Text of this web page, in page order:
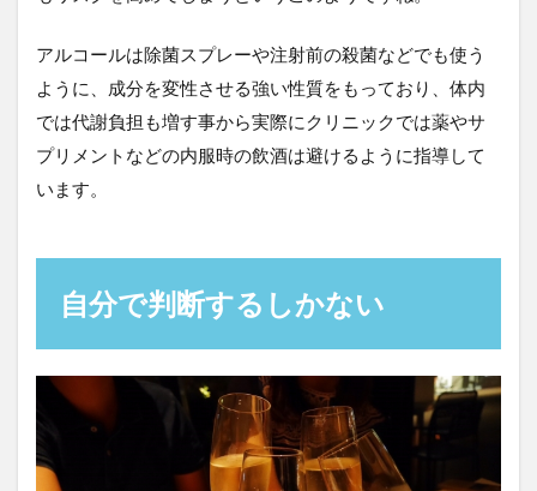
アルコールは除菌スプレーや注射前の殺菌などでも使う
ように、成分を変性させる強い性質をもっており、体内
では代謝負担も増す事から実際にクリニックでは薬やサ
プリメントなどの内服時の飲酒は避けるように指導して
います。
自分で判断するしかない